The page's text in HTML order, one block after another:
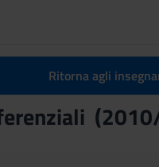
Ritorna agli